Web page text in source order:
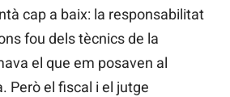
cap a baix: la responsabilitat
fou dels tècnics de la
el que em posaven al
Però el fiscal i el jutge